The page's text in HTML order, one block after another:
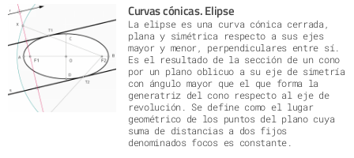
Curvas cónicas. Elipse
La elipse es una curva cónica cerrada,
plana y simétrica respecto a sus ejes
mayor y menor, perpendiculares entre sí.
Es el resultado de la sección de un cono
por un plano oblicuo a su eje de simetría
con ángulo mayor que el que forma la
generatriz del cono respecto al eje de
revolución. Se define como el lugar
geométrico de los puntos del plano cuya
suma de distancias a dos fijos
denominados focos es constante.